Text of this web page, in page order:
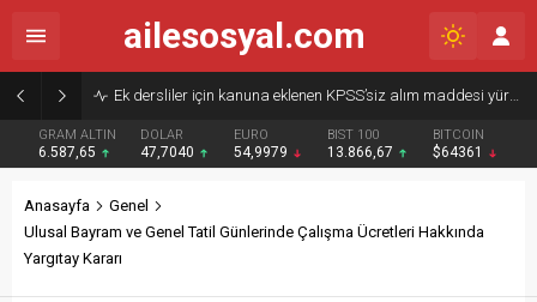
Ek dersliler için kanuna eklenen KPSS’siz alım maddesi yürürlükten kaldırıldı
GRAM ALTIN
6.587,65
DOLAR
47,7040
EURO
54,9979
BIST 100
13.866,67
BITCOIN
$64361
ailesosyal.com
Anasayfa
Genel
Ulusal Bayram ve Genel Tatil Günlerinde Çalışma Ücretleri Hakkında
Yargıtay Kararı